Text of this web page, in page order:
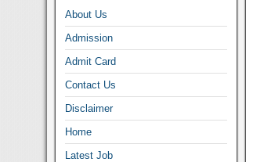
About Us
Admission
Admit Card
Contact Us
Disclaimer
Home
Latest Job